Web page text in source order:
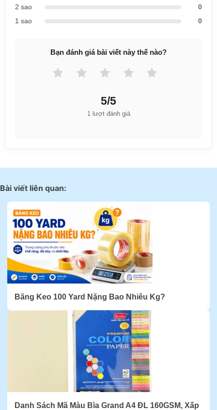
2 sao
0
1 sao
0
Bạn đánh giá bài viết này thế nào?
5/5
1 lượt đánh giá
Bài viết liên quan:
Băng Keo 100 Yard Nặng Bao Nhiêu Kg?
Danh Sách Mã Màu Bìa Grand A4 ĐL 160GSM, Xấp